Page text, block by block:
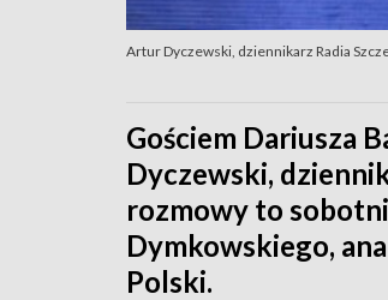
Artur Dyczewski, dziennikarz Radia
Gościem Dariusza
Dyczewski,
rozmowy to
Dymkowskiego,
Polski.